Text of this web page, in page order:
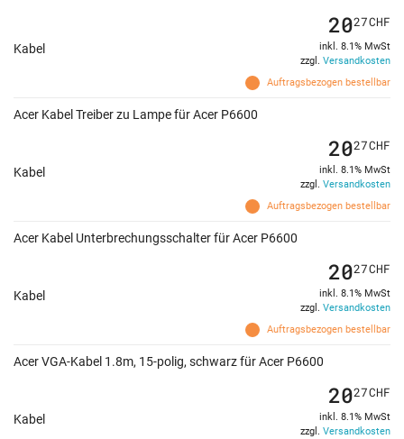
Kabel
Auftragsbezogen bestellbar
2027CHF
inkl. 8.1% MwSt
zzgl. Versandkosten
Acer Kabel Treiber zu Lampe für Acer P6600
Kabel
Auftragsbezogen bestellbar
2027CHF
inkl. 8.1% MwSt
zzgl. Versandkosten
Acer Kabel Unterbrechungsschalter für Acer P6600
Kabel
Auftragsbezogen bestellbar
2027CHF
inkl. 8.1% MwSt
zzgl. Versandkosten
Acer VGA-Kabel 1.8m, 15-polig, schwarz für Acer P6600
Kabel
2027CHF
inkl. 8.1% MwSt
zzgl. Versandkosten